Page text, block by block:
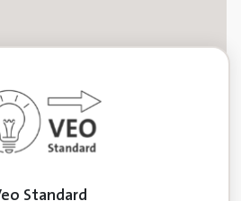
Standard